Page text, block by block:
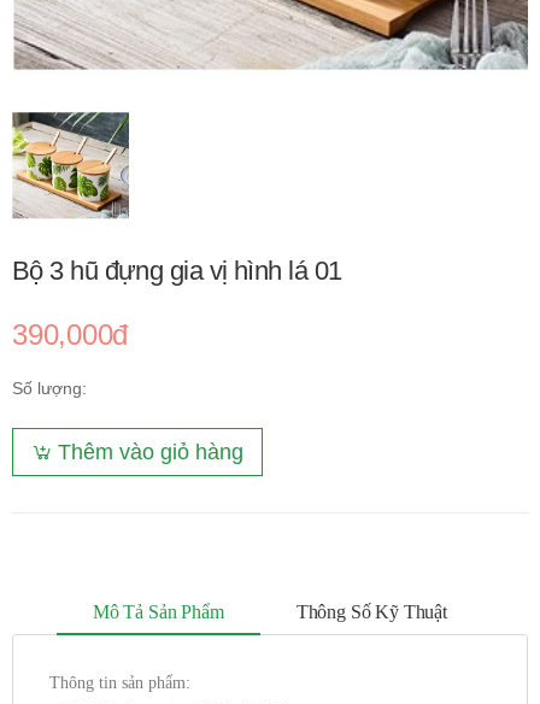
Bộ 3 hũ đựng gia vị hình lá 01
390,000đ
Số lượng:
Thêm vào giỏ hàng
Mô Tả Sản Phẩm Thông Số Kỹ Thuật
Thông tin sản phẩm: